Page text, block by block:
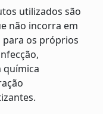
utilizados são
não incorra em
para os próprios
química